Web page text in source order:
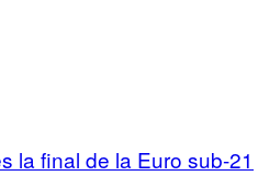
la final de la Euro sub-21